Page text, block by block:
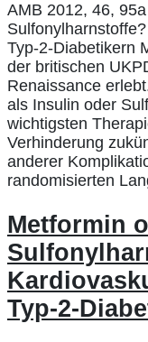
AMB 2012, 46,
Typ-2-Diabetikern
der britischen
Renaissance
als Insulin oder
wichtigsten
Verhinderung
anderer
randomisierten
Metformin
Typ-2-